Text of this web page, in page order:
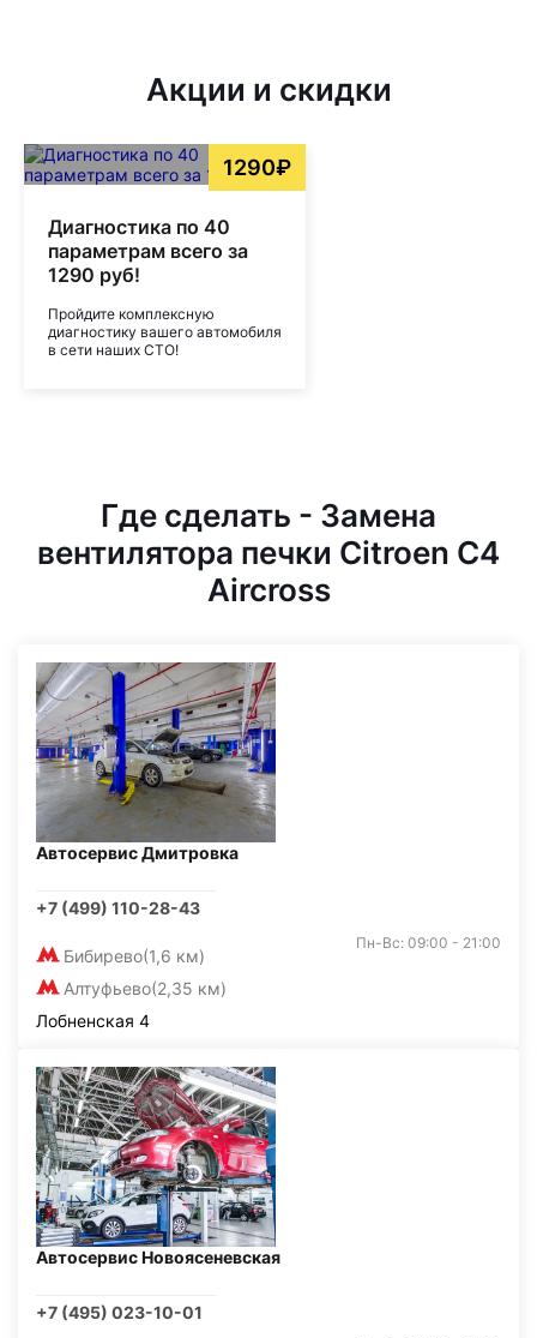
Акции и скидки
1290₽
Диагностика по 40
параметрам всего за
1290 руб!
Пройдите комплексную
диагностику вашего автомобиля
в сети наших СТО!
Где сделать - Замена
вентилятора печки Citroen C4
Aircross
Автосервис Дмитровка
+7 (499) 110-28-43
Бибирево(1,6 км)
Алтуфьево(2,35 км)
Пн-Вс: 09:00 - 21:00
Лобненская 4
Автосервис Новоясеневская
+7 (495) 023-10-01